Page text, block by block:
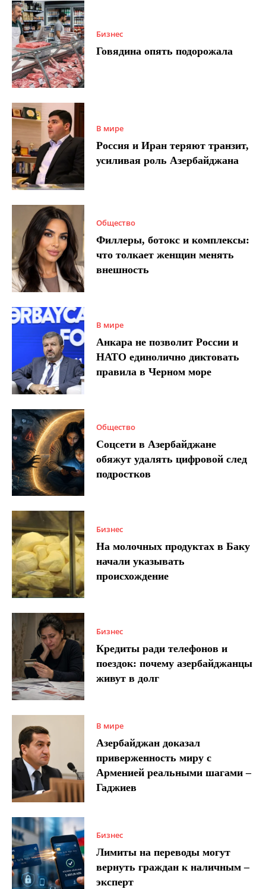
Бизнес
Говядина опять подорожала
В мире
Россия и Иран теряют транзит,
усиливая роль Азербайджана
Общество
Филлеры, ботокс и комплексы:
что толкает женщин менять
внешность
В мире
Анкара не позволит России и
НАТО единолично диктовать
правила в Черном море
Общество
Соцсети в Азербайджане
обяжут удалять цифровой след
подростков
Бизнес
На молочных продуктах в Баку
начали указывать
происхождение
Бизнес
Кредиты ради телефонов и
поездок: почему азербайджанцы
живут в долг
В мире
Азербайджан доказал
приверженность миру с
Арменией реальными шагами –
Гаджиев
Бизнес
Лимиты на переводы могут
вернуть граждан к наличным –
эксперт